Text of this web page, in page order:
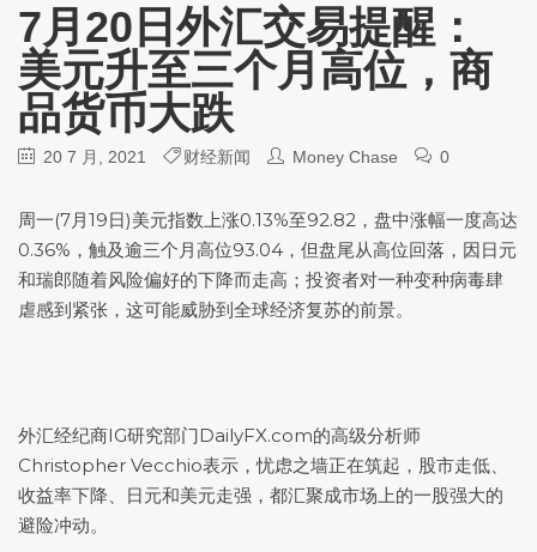
7月20日外汇交易提醒：
美元升至三个月高位，商
品货币大跌
20 7 月, 2021 财经新闻 Money Chase 0
周一(7月19日)美元指数 上涨0.13%至92.82，盘中涨幅一度高达
0.36%，触及逾三个月高位93.04，但盘尾从高位回落，因日元
和瑞郎随着风险偏好的下降而走高；投资者对一种变种病毒肆
虐感到紧张，这可能威胁到全球经济复苏的前景。
外汇经纪商IG研究部门DailyFX.com的高级分析师
Christopher Vecchio表示，忧虑之墙正在筑起，股市走低、
收益率下降、日元和美元走强，都汇聚成市场上的一股强大的
避险冲动。